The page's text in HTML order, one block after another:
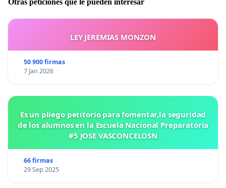
Otras peticiones que le pueden interesar
LEY JEREMIAS MONZON
50 900 firmas
7 Jan 2026
Es un pliego petitorio para fomentar,la seguridad
de los alumnos en la Escuela Nacional Preparatoria
#5 JOSE VASCONCELOSN
66 firmas
29 Sep 2025